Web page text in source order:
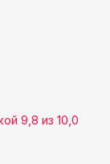
9,8 из 10,0